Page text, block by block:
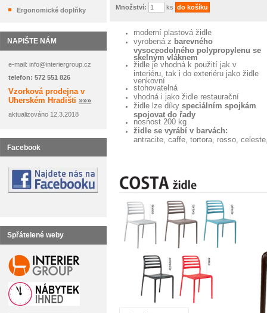
Ergonomické doplňky
NAPIŠTE NÁM
e-mail: info@interiergroup.cz
telefon: 572 551 826
Vzorková prodejna v
Uherském Hradišti »»»
aktualizováno 12.3.2018
Facebook
Spřátelené weby
Množství: ks
moderní plastová židle
vyrobená z barevného
vysoceodolného polypropylenu se
skelným vláknem
židle je vhodná k použití jak v
interiéru, tak i do exteriéru jako židle
venkovní
stohovatelná
vhodná i jako židle restaurační
židle lze díky speciálním spojkám
spojovat do řady
nosnost 200 kg
židle se vyrábí v barvách:
antracite, caffe, tortora, rosso,